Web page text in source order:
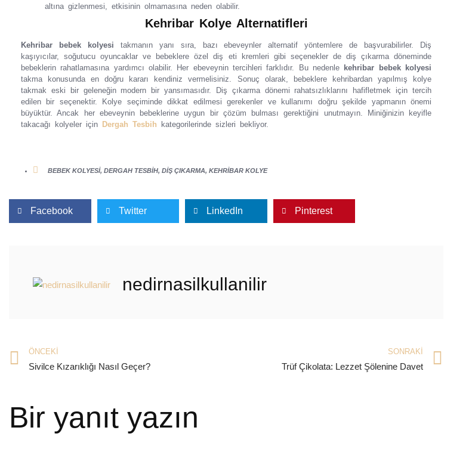
altına gizlenmesi, etkisinin olmamasına neden olabilir.
Kehribar Kolye Alternatifleri
Kehribar bebek kolyesi takmanın yanı sıra, bazı ebeveynler alternatif yöntemlere de başvurabilirler. Diş
kaşıyıcılar, soğutucu oyuncaklar ve bebeklere özel diş eti kremleri gibi seçenekler de diş çıkarma döneminde
bebeklerin rahatlamasına yardımcı olabilir. Her ebeveynin tercihleri farklıdır. Bu nedenle kehribar bebek kolyesi
takma konusunda en doğru kararı kendiniz vermelisiniz. Sonuç olarak, bebeklere kehribardan yapılmış kolye
takmak eski bir geleneğin modern bir yansımasıdır. Diş çıkarma dönemi rahatsızlıklarını hafifletmek için tercih
edilen bir seçenektir. Kolye seçiminde dikkat edilmesi gerekenler ve kullanımı doğru şekilde yapmanın önemi
büyüktür. Ancak her ebeveynin bebeklerine uygun bir çözüm bulması gerektiğini unutmayın. Miniğinizin keyifle
takacağı kolyeler için Dergah Tesbih kategorilerinde sizleri bekliyor.
BEBEK KOLYESI, DERGAH TESBIH, DIŞ ÇIKARMA, KEHRIBAR KOLYE
Facebook Twitter LinkedIn Pinterest
nedirnasilkullanilir
ÖNCEKI
Sivilce Kızarıklığı Nasıl Geçer?
SONRAKI
Trüf Çikolata: Lezzet Şölenine Davet
Bir yanıt yazın